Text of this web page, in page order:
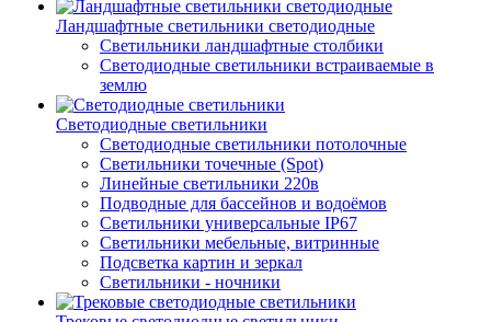
Ландшафтные светильники светодиодные
Светильники ландшафтные столбики
Светодиодные светильники встраиваемые в
землю
Светодиодные светильники
Светодиодные светильники потолочные
Светильники точечные (Spot)
Линейные светильники 220в
Подводные для бассейнов и водоёмов
Светильники универсальные IP67
Светильники мебельные, витринные
Подсветка картин и зеркал
Светильники - ночники